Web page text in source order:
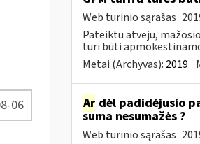
Web turinio sąrašas
Pateiktu atveju,
turi būti
Metai (Archyvas): 2019
Ardėl padidėjusio
suma nesumažės ?
Web turinio sąrašas